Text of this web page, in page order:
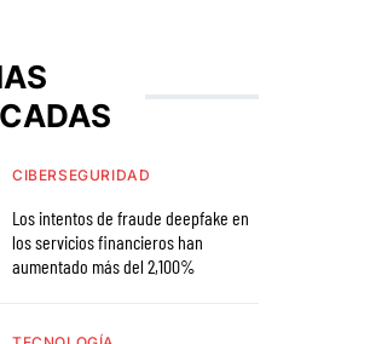
CIBERSEGURIDAD
Los intentos de fraude deepfake en
los servicios financieros han
aumentado más del 2,100%